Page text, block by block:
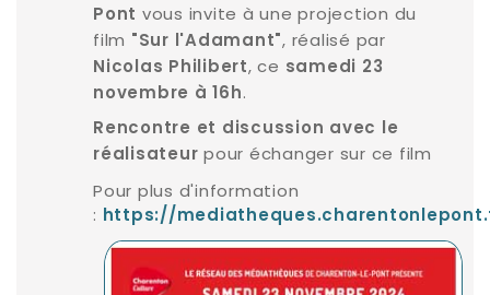
Pont vous invite à une projection du
film
"Sur l'Adamant" , réalisé par
Nicolas Philibert, ce samedi 23
novembre à 16h .
Rencontre et discussion avec le
réalisateur pour échanger sur ce film
Pour plus d'information
: https://